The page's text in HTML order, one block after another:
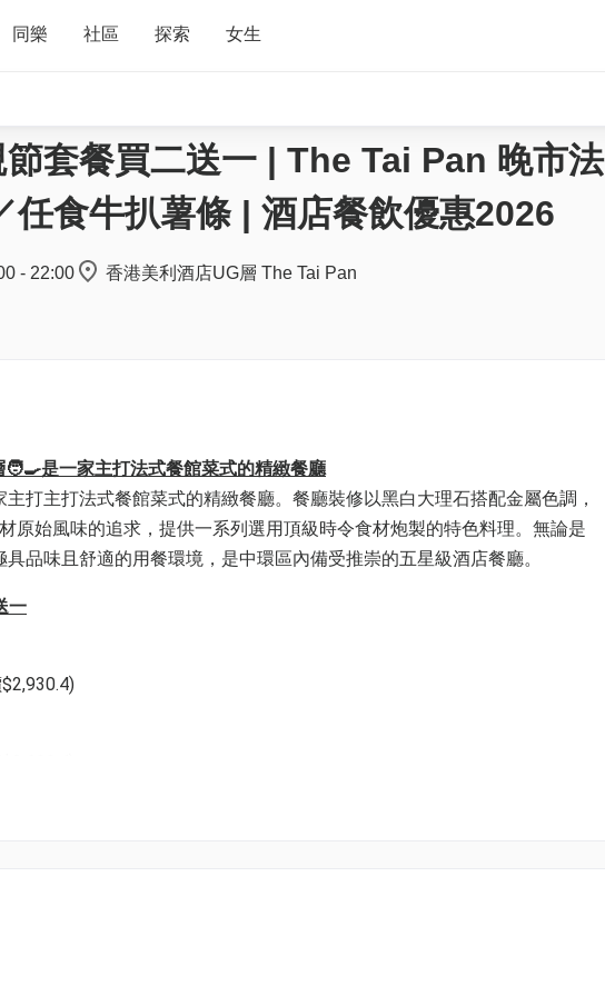
同樂 社區 探索 女生
套餐買二送一 | The Tai Pan 晚市法
食牛扒薯條 | 酒店餐飲優惠2026
- 22:00 香港美利酒店UG層 The Tai Pan
是一家主打法式餐館菜式的精緻餐廳
打主打法式餐館菜式的精緻餐廳。餐廳裝修以黑白大理石搭配金屬色調，
原始風味的追求，提供一系列選用頂級時令食材炮製的特色料理。無論是
品味且舒適的用餐環境，是中環區內備受推崇的五星級酒店餐廳。
一